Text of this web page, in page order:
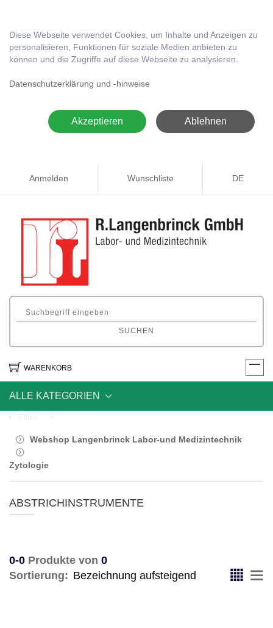
Diese Webseite verwendet Cookies, um Inhalte und Anzeigen zu
personalisieren, Funktionen für soziale Medien anbieten zu
können und die Zugriffe auf diese Webseite zu analysieren.
Datenschutzerklärung und -hinweise
Ablehnen
Akzeptieren
Anmelden Wunschliste DE
SUCHEN
WARENKORB
ALLE KATEGORIEN
Webshop Langenbrinck Labor-und Medizintechnik
Zytologie
ABSTRICHINSTRUMENTE
0-0 Produkte von 0
Sortierung: